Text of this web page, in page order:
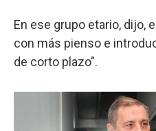
En ese grupo etario, dijo,
con más pienso e
de corto plazo".